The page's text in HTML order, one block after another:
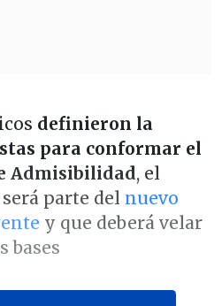
definieron la
para conformar el
Admisibilidad, el
parte del nuevo
y que deberá velar
bases